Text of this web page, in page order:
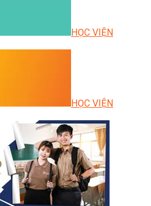
HỌC VIỆN
HỌC VIỆN